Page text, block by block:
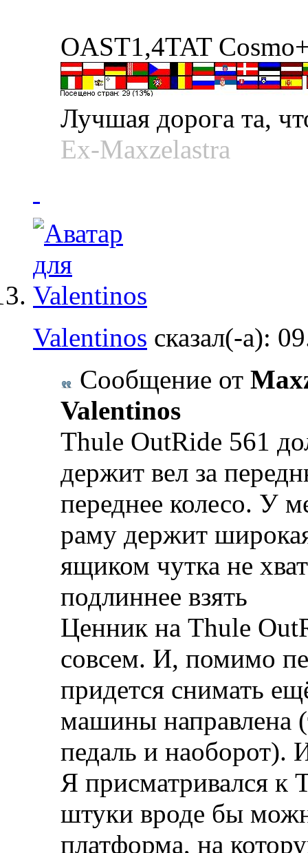
OAST1,4TAT
Лучшая дорога та,
Ex-Maxzelastra
Valentinos сказал(-а):
Сообщение от
Valentinos
Thule OutRide 561
держит вел за
переднее колесо. У
раму держит
ящиком чутка не
подлиннее взять
Ценник на Thule
совсем. И, помимо
придется снимать
машины направлена
педаль и наоборот).
Я присматривался к
штуки вроде бы
платформа, на